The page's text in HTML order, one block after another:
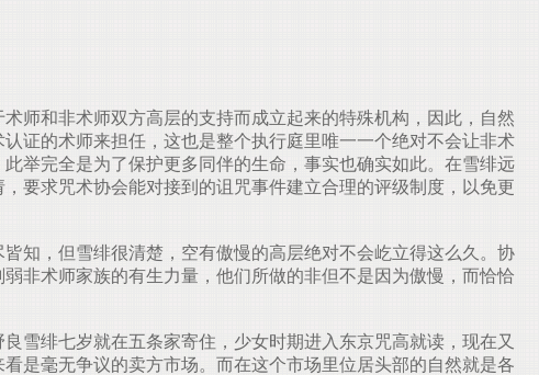
师和非术师双方高层的支持而成立起来的特殊机构，因此，自然
证的术师来担任，这也是整个执行庭里唯一一个绝对不会让非术
举完全是为了保护更多同伴的生命，事实也确实如此。在雪绯远
要求咒术协会能对接到的诅咒事件建立合理的评级制度，以免更
知，但雪绯很清楚，空有傲慢的高层绝对不会屹立得这么久。协
非术师家族的有生力量，他们所做的非但不是因为傲慢，而恰恰
雪绯七岁就在五条家寄住，少女时期进入东京咒高就读，现在又
是毫无争议的卖方市场。而在这个市场里位居头部的自然就是各